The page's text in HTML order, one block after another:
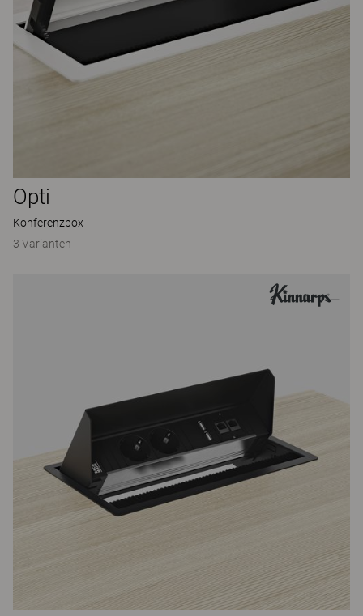
Opti
Konferenzbox
3 Varianten